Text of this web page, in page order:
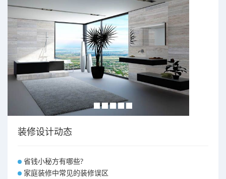
装修设计动态
省钱小秘方有哪些?
家庭装修中常见的装修误区